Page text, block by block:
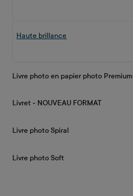
Haute brillance
Livre photo en papier photo Premium
Livret - NOUVEAU FORMAT
Livre photo Spiral
Livre photo Soft